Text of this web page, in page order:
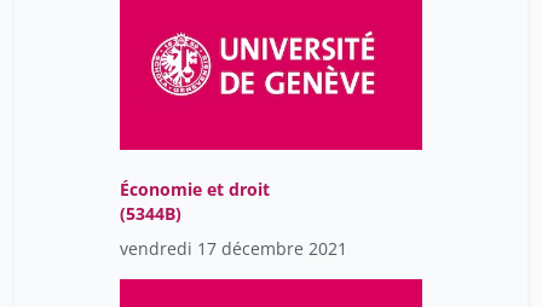
Économie et droit
(5344B)
vendredi 17 décembre 2021